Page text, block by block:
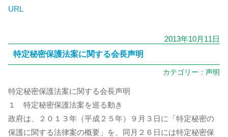
URL
2013年10月11日
特定秘密保護法案に関する会長声明
カテゴリー： 声明
特定秘密保護法案に関する会長声明
１ 特定秘密保護法案を巡る動き
政府は、２０１３年（平成２５年）９月３日に「特定秘密の
保護に関する法律案の概要」を、同月２６日には特定秘密保